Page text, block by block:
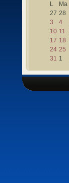
L
Ma
27 28
3
4
10 11
17 18
24 25
31 1